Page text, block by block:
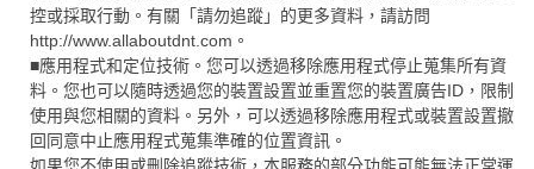
控或採取行動。有關「請勿追蹤」的更多資料，請訪問
http://www.allaboutdnt.com。
■應用程式和定位技術。您可以透過移除應用程式停止蒐集所有資
料。您也可以隨時透過您的裝置設置並重置您的裝置廣告ID，限制
使用與您相關的資料。另外，可以透過移除應用程式或裝置設置撤
回同意中止應用程式蒐集準確的位置資訊。